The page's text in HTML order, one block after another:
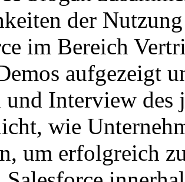
der
im Bereich
aufgezeigt
und Interview
wie
um erfolgreich